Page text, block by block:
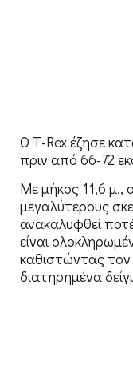
Ο T-Rex έζησε
πριν από 66-72
Με μήκος 11,6 μ.,
μεγαλύτερους
ανακαλυφθεί
είναι
καθιστώντας
διατηρημένα